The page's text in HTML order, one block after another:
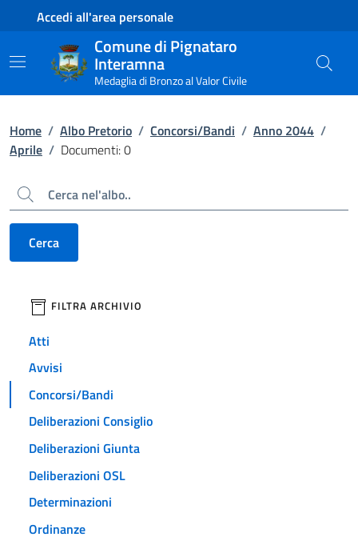
Contenuto principale
Piede di paginaAccedi all'area personale
Comune di Pignataro
Interamna
Medaglia di Bronzo al Valor Civile
Home / Albo Pretorio / Concorsi/Bandi / Anno 2044 /
Aprile / Documenti: 0
Cerca
Cerca
filtri da applicare
FILTRA ARCHIVIO
Atti
Avvisi
Concorsi/Bandi
Deliberazioni Consiglio
Deliberazioni Giunta
Deliberazioni OSL
Determinazioni
Ordinanze